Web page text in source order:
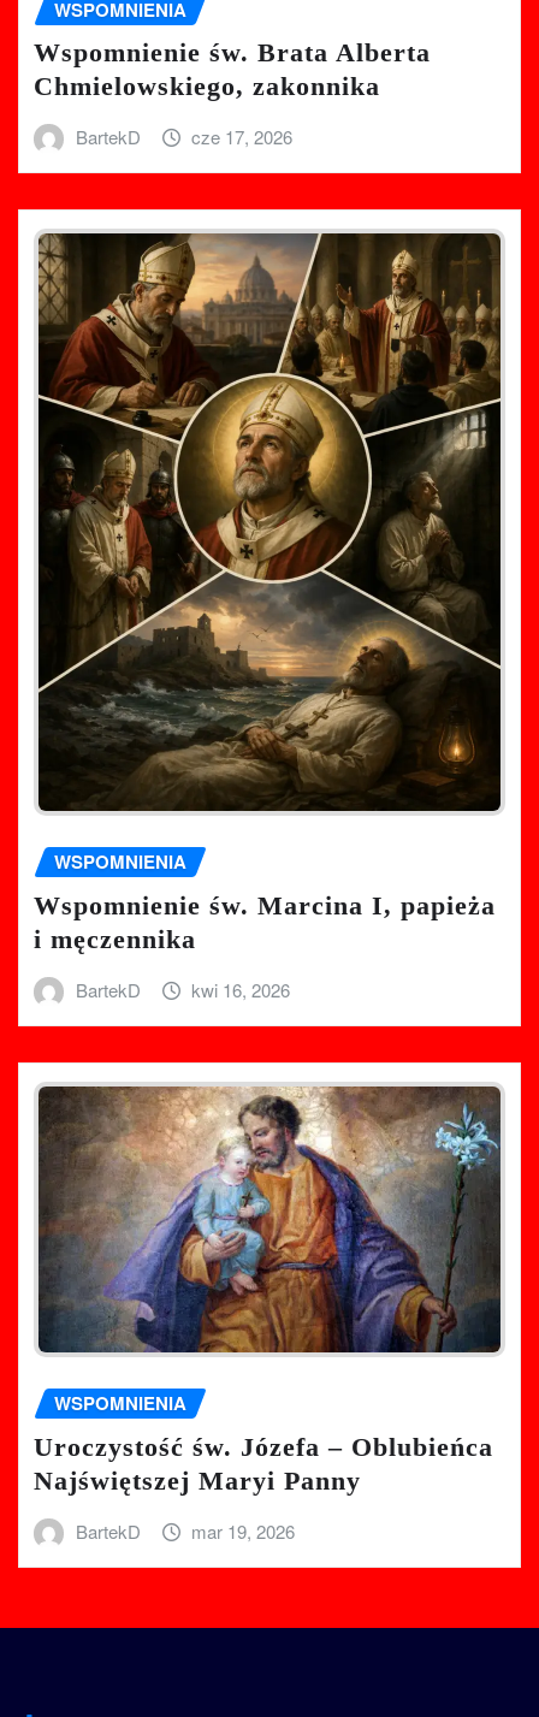
WSPOMNIENIA
Wspomnienie św. Brata Alberta
Chmielowskiego, zakonnika
BartekD cze 17, 2026
WSPOMNIENIA
Wspomnienie św. Marcina I, papieża
i męczennika
BartekD kwi 16, 2026
WSPOMNIENIA
Uroczystość św. Józefa – Oblubieńca
Najświętszej Maryi Panny
BartekD mar 19, 2026